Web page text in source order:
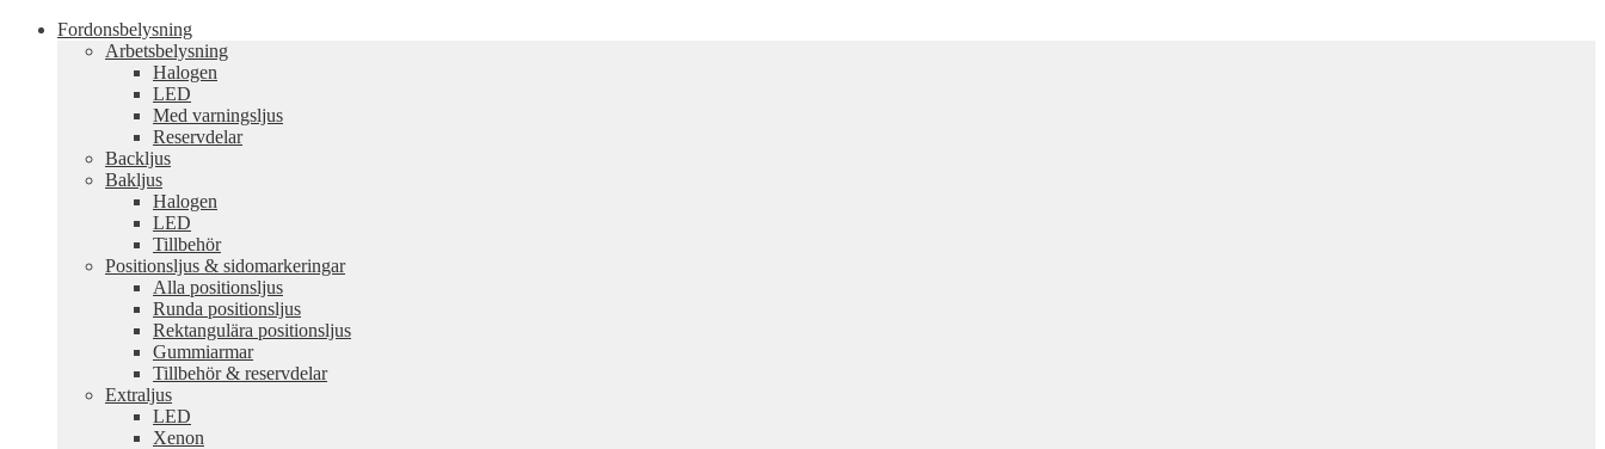
Fordonsbelysning
Arbetsbelysning
Halogen
LED
Med varningsljus
Reservdelar
Backljus
Bakljus
Halogen
LED
Tillbehör
Positionsljus & sidomarkeringar
Alla positionsljus
Runda positionsljus
Rektangulära positionsljus
Gummiarmar
Tillbehör & reservdelar
Extraljus
LED
Xenon